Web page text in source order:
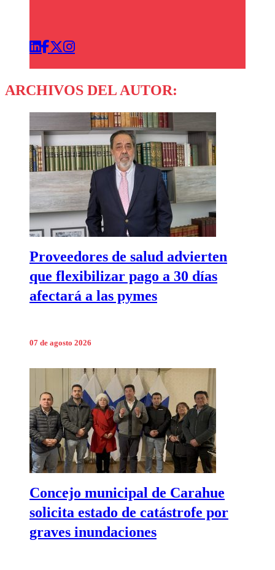
ARCHIVOS DEL AUTOR:
Proveedores de salud advierten
que flexibilizar pago a 30 días
afectará a las pymes
07 de agosto 2026
Concejo municipal de Carahue
solicita estado de catástrofe por
graves inundaciones